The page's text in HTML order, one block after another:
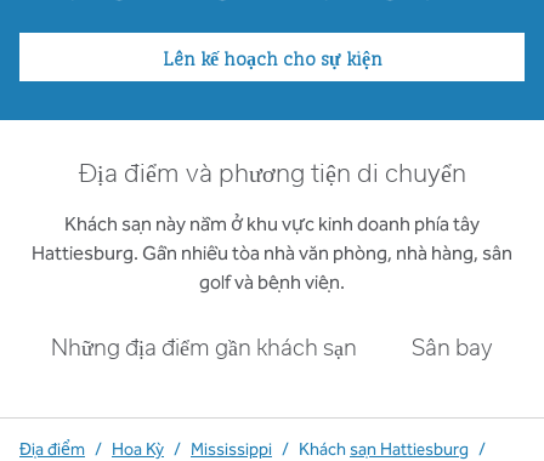
Lên kế hoạch cho sự kiện
Địa điểm và phương tiện di chuyển
Khách sạn này nằm ở khu vực kinh doanh phía tây
Hattiesburg. Gần nhiều tòa nhà văn phòng, nhà hàng, sân
golf và bệnh viện.
Những địa điểm gần khách sạn Sân bay
Địa điểm / Hoa Kỳ / Mississippi / Kháchsạn Hattiesburg /